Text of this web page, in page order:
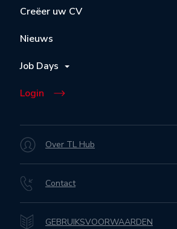
Creëer uw CV
Nieuws
Job Days
Login
Over TL Hub
Contact
GEBRUIKSVOORWAARDEN